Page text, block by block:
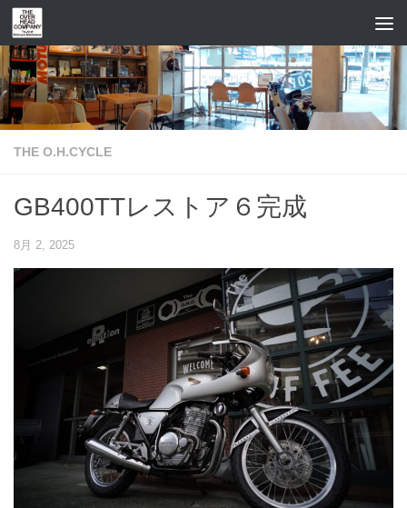
コンテンツへスキップ
THE O.H.CYCLE
GB400TTレストア６完成
8月 2, 2025